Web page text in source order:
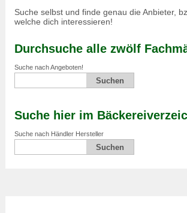
Suche selbst und finde genau die Anbieter,
welche dich interessieren!
Durchsuche alle zwölf
Suche nach Angeboten!
Suche hier im
Suche nach Händler Hersteller